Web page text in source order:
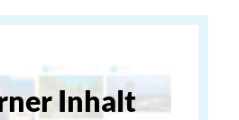
Inhalt